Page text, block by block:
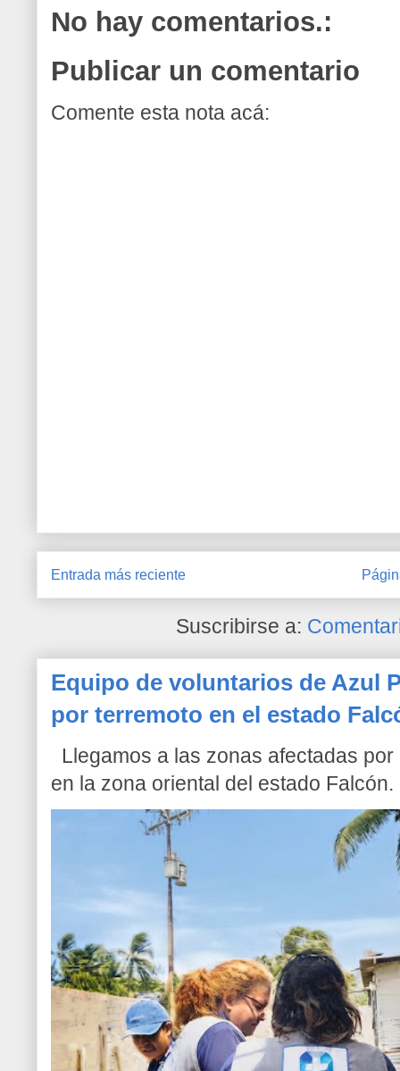
No hay comentarios.:
Publicar un comentario
Comente esta nota acá:
Entrada más reciente
Suscribirse a:
Equipo de voluntarios de Azul
por terremoto en el estado
Llegamos a las zonas afectadas
en la zona oriental del estado